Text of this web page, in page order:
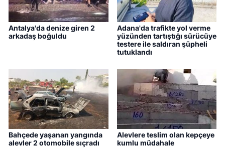
Antalya'da denize giren 2
arkadaş boğuldu
Adana'da trafikte yol verme
yüzünden tartıştığı sürücüye
testere ile saldıran şüpheli
tutuklandı
Bahçede yaşanan yangında
alevler 2 otomobile sıçradı
Alevlere teslim olan kepçeye
kumlu müdahale